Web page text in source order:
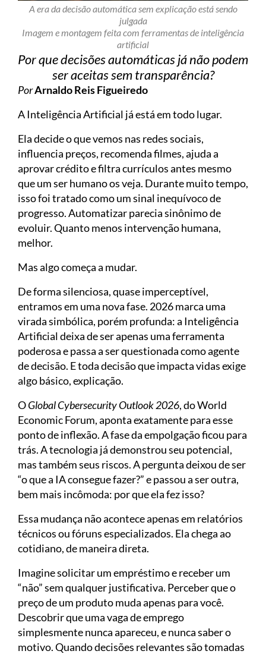
A era da decisão automática sem explicação está sendo
julgada
Imagem e montagem feita com ferramentas de inteligência
artificial
Por que decisões automáticas já não podem
ser aceitas sem transparência?
PorArnaldo Reis Figueiredo
A Inteligência Artificial já está em todo lugar.
Ela decide o que vemos nas redes sociais,
influencia preços, recomenda filmes, ajuda a
aprovar crédito e filtra currículos antes mesmo
que um ser humano os veja. Durante muito tempo,
isso foi tratado como um sinal inequívoco de
progresso. Automatizar parecia sinônimo de
evoluir. Quanto menos intervenção humana,
melhor.
Mas algo começa a mudar.
De forma silenciosa, quase imperceptível,
entramos em uma nova fase. 2026 marca uma
virada simbólica, porém profunda: a Inteligência
Artificial deixa de ser apenas uma ferramenta
poderosa e passa a ser questionada como agente
de decisão. E toda decisão que impacta vidas exige
algo básico, explicação.
OGlobal Cybersecurity Outlook 2026, do World
Economic Forum, aponta exatamente para esse
ponto de inflexão. A fase da empolgação ficou para
trás. A tecnologia já demonstrou seu potencial,
mas também seus riscos. A pergunta deixou de ser
“o que a IA consegue fazer?” e passou a ser outra,
bem mais incômoda: por que ela fez isso?
Essa mudança não acontece apenas em relatórios
técnicos ou fóruns especializados. Ela chega ao
cotidiano, de maneira direta.
Imagine solicitar um empréstimo e receber um
“não” sem qualquer justificativa. Perceber que o
preço de um produto muda apenas para você.
Descobrir que uma vaga de emprego
simplesmente nunca apareceu, e nunca saber o
motivo. Quando decisões relevantes são tomadas